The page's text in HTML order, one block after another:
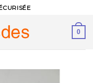
0